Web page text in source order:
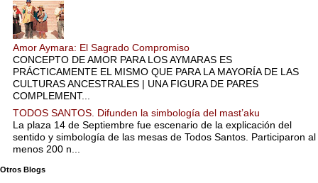
Amor Aymara: El Sagrado Compromiso
CONCEPTO DE AMOR PARA LOS AYMARAS ES
PRÁCTICAMENTE EL MISMO QUE PARA LA MAYORÍA DE LAS
CULTURAS ANCESTRALES | UNA FIGURA DE PARES
COMPLEMENT...
TODOS SANTOS. Difunden la simbología del mast’aku
La plaza 14 de Septiembre fue escenario de la explicación del
sentido y simbología de las mesas de Todos Santos. Participaron al
menos 200 n...
Otros Blogs